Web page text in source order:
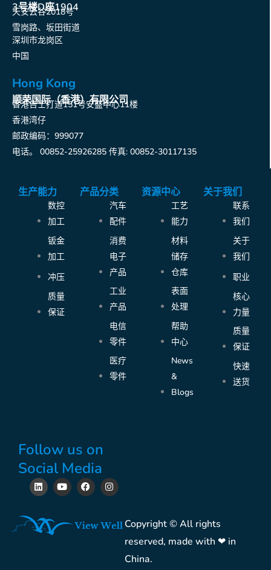
3号楼D座1904
天安云谷2018号
雪岗路、坂田街道
深圳市龙岗区
中国
Hong Kong
顺荣国际（香港）有限公司
香港告士打道151号安盛中心11楼
香港湾仔
邮政编码：999077
电话。 00852-25926285 传真: 00852-30117135
生产能力
数控
加工
钣金
加工
冲压
质量
保证
产品分类
汽车
配件
消费
电子
产品
工业
产品
电信
零件
医疗
零件
资源中心
工艺
能力
材料
储存
仓库
表面
处理
帮助
中心
News
&
Blogs
关于我们
联系
我们
关于
我们
职业
核心
力量
质量
保证
快速
送货
Follow us on
Social Media
L
i
n
e
d
i
Y
o
u
b
F
a
c
o
I
n
s
g
Copyright © All rights
reserved, made with ❤ in
China.